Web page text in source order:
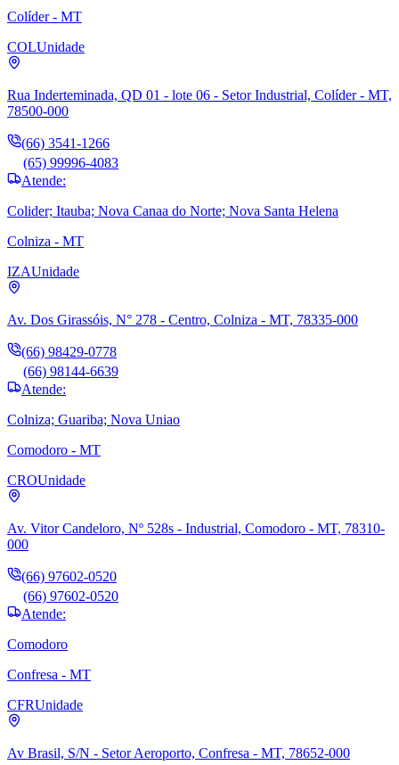
Colíder - MT
COLUnidade
Rua Inderteminada, QD 01 - lote 06 - Setor Industrial, Colíder - MT,
78500-000
(66) 3541-1266
(65) 99996-4083
Atende:
Colider; Itauba; Nova Canaa do Norte; Nova Santa Helena
Colniza - MT
IZAUnidade
Av. Dos Girassóis, N° 278 - Centro, Colniza - MT, 78335-000
(66) 98429-0778
(66) 98144-6639
Atende:
Colniza; Guariba; Nova Uniao
Comodoro - MT
CROUnidade
Av. Vitor Candeloro, Nº 528s - Industrial, Comodoro - MT, 78310-
000
(66) 97602-0520
(66) 97602-0520
Atende:
Comodoro
Confresa - MT
CFRUnidade
Av Brasil, S/N - Setor Aeroporto, Confresa - MT, 78652-000